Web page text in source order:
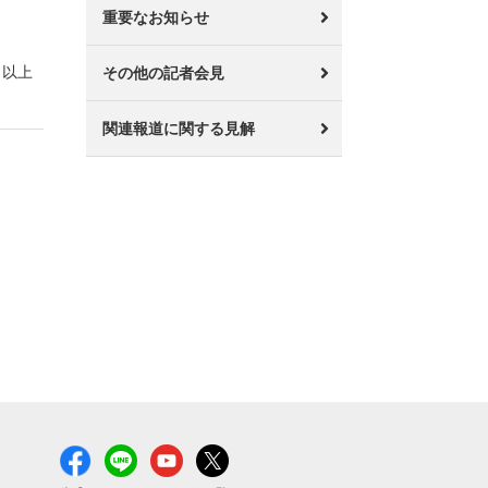
以上
重要なお知らせ
その他の記者会見
関連報道に関する見解